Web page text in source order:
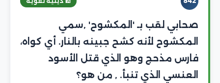
صحابي لقب بـ 'المكشوح' ,سمي
المكشوح لأنه كشح جبينه بالنار. أي كواه،
فارس مذحج وهو الذي قتل الأسود
العنسي الذي تنبأ. , من هو؟